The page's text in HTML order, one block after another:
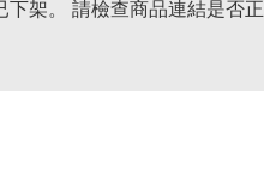
架。 請檢查商品連結是否正